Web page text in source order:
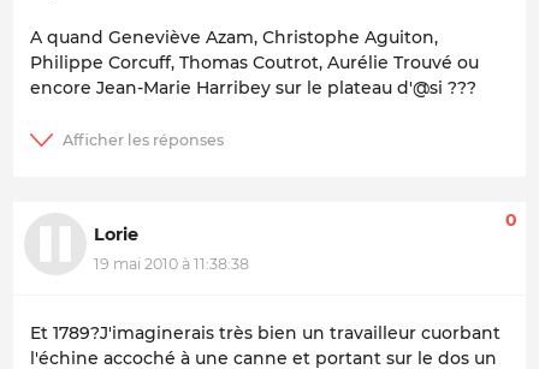
A quand Geneviève Azam, Christophe Aguiton,
Philippe Corcuff, Thomas Coutrot, Aurélie Trouvé ou
encore Jean-Marie Harribey sur le plateau d'@si ???
Lorie
19 mai 2010 à 11:38:38
0
Et 1789?J'imaginerais très bien un travailleur cuorbant
l'échine accoché à une canne et portant sur le dos un